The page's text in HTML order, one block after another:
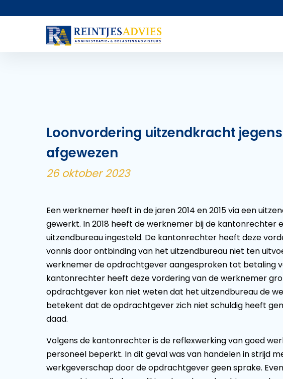
Loonvordering uitzendkracht
afgewezen
26 oktober 2023
Een werknemer heeft in de jaren 2014 en 2015 via een
gewerkt. In 2018 heeft de werknemer bij de kantonrechter
uitzendbureau ingesteld. De kantonrechter heeft deze
vonnis door ontbinding van het uitzendbureau niet ten
werknemer de opdrachtgever aangesproken tot betaling
kantonrechter heeft deze vordering van de werknemer
opdrachtgever kon niet weten dat het uitzendbureau de
betekent dat de opdrachtgever zich niet schuldig heeft
daad.
Volgens de kantonrechter is de reflexwerking van goed
personeel beperkt. In dit geval was van handelen in strijd
werkgeverschap door de opdrachtgever geen sprake.